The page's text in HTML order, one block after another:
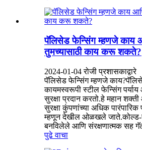
पॅलिसेड फेन्सिंग म्हणजे काय
तुमच्यासाठी काय करू शकते?
2024-01-04 रोजी प्रशासकाद्वारे
पॅलिसेड फेन्सिंग म्हणजे
कायमस्वरूपी स्टील फेन्सिंग
सुरक्षा प्रदान करतो.हे महान शक्ती
सुरक्षा कुंपणांच्या अधिक
म्हणून देखील ओळखले जाते.कोल्ड-
बनविलेले आणि संरक्षणात्मक सह
पुढे वाचा